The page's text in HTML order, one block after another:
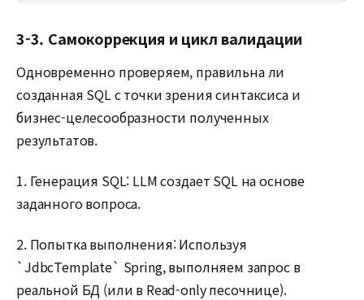
3-3. Самокоррекция и цикл валидации
Одновременно проверяем, правильна ли
созданная SQL с точки зрения синтаксиса и
бизнес-целесообразности полученных
результатов.
1. Генерация SQL: LLM создает SQL на основе
заданного вопроса.
2. Попытка выполнения: Используя
`JdbcTemplate` Spring, выполняем запрос в
реальной БД (или в Read-only песочнице).